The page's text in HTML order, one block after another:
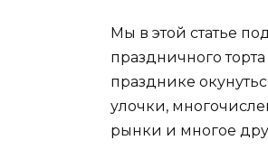
Мы в этой статье
праздничного
празднике
улочки,
рынки и многое